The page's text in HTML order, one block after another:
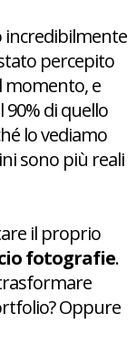
incredibilmente
percepito
momento, e
di quello
lo vediamo
sono più reali
il proprio
fotografie.
Oppure